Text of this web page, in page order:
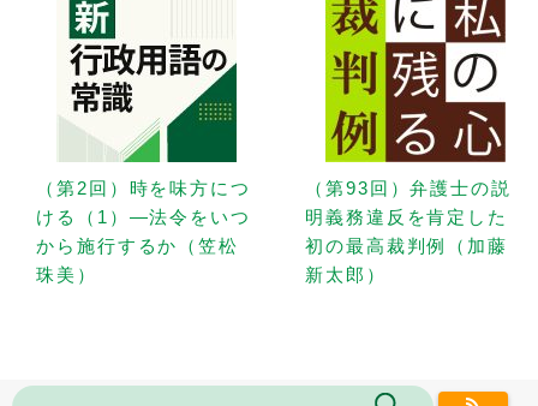
（第2回）時を味方につ
ける（1）—法令をいつ
から施行するか（笠松
珠美）
（第93回）弁護士の説
明義務違反を肯定した
初の最高裁判例（加藤
新太郎）